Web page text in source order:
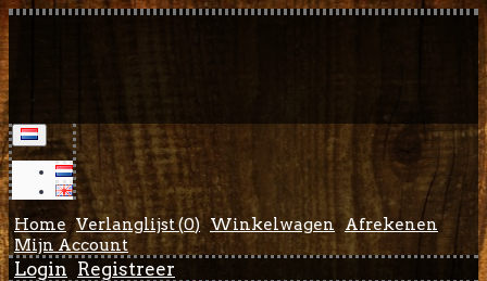
Home Verlanglijst (0) Winkelwagen
Afrekenen
Mijn Account
Login Registreer